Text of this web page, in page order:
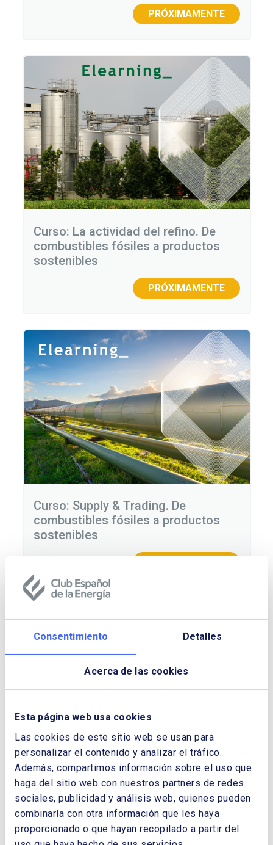
Consentimiento Detalles
Acerca de las cookies
Esta página web usa cookies
Las cookies de este sitio web se usan para
personalizar el contenido y analizar el tráfico.
Además, compartimos información sobre el uso que
haga del sitio web con nuestros partners de redes
sociales, publicidad y análisis web, quienes pueden
combinarla con otra información que les haya
proporcionado o que hayan recopilado a partir del
PRÓXIMAMENTE
Curso: La actividad del refino. De
combustibles fósiles a productos
sostenibles
PRÓXIMAMENTE
Curso: Supply & Trading. De
combustibles fósiles a productos
sostenibles
Curso: Exploración y Producción de
hidrocarburos. De combustibles
fósiles a productos sostenibles
PRÓXIMAMENTE